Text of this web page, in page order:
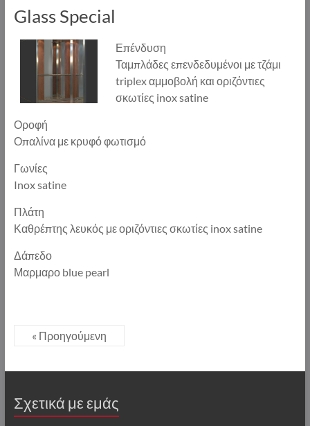
Glass Special
Επένδυση
Ταμπλάδες επενδεδυμένοι με τζάμι
triplex αμμοβολή και οριζόντιες
σκωτίες inox satine
Οροφή
Οπαλίνα με κρυφό φωτισμό
Γωνίες
Inox satine
Πλάτη
Καθρέπτης λευκός με οριζόντιες σκωτίες inox satine
Δάπεδο
Μαρμαρο blue pearl
« Προηγούμενη
Σχετικά με εμάς